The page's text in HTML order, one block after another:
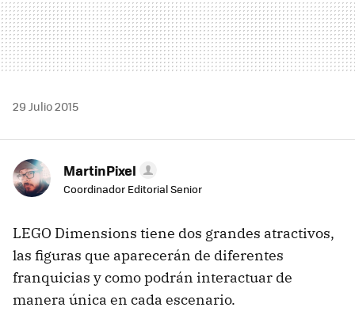
29 Julio 2015
MartinPixel
Coordinador Editorial Senior
LEGO Dimensions tiene dos grandes atractivos,
las figuras que aparecerán de diferentes
franquicias y como podrán interactuar de
manera única en cada escenario.